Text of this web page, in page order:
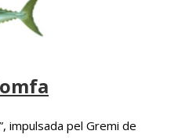
impulsada pel Gremi de